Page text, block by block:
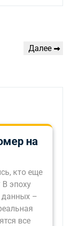
Следующая
Далее
на
кто еще
эпоху
данных –
все